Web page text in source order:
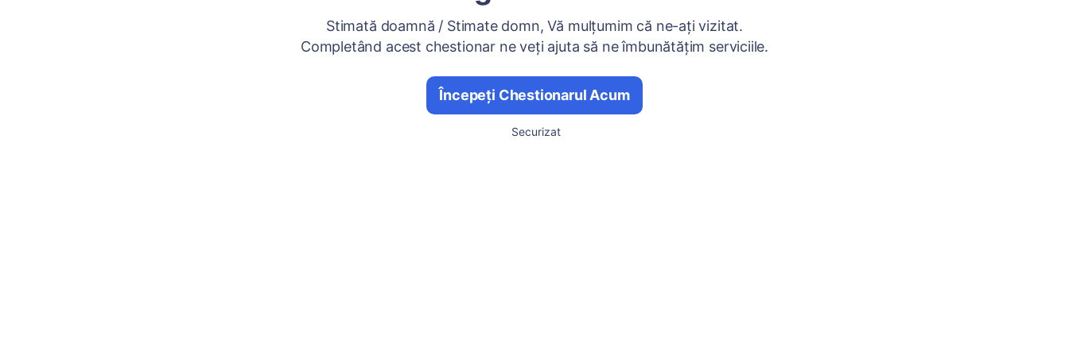
Stimată doamnă / Stimate domn, Vă mulțumim că ne-ați vizitat.
Completând acest chestionar ne veți ajuta să ne îmbunătățim serviciile.
Începeți Chestionarul Acum
Securizat